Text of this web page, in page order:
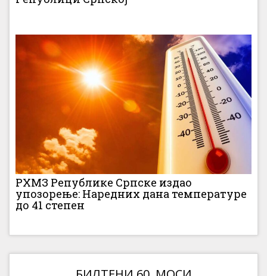
РХМЗ Републике Српске издао
упозорење: Наредних дана температуре
до 41 степен